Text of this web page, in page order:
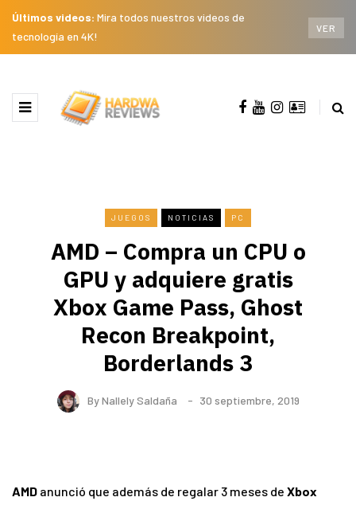
Últimos videos: Mira todos nuestros videos de
tecnología en 4K!
VER
JUEGOS NOTICIAS PC
AMD – Compra un CPU o
GPU y adquiere gratis
Xbox Game Pass, Ghost
Recon Breakpoint,
Borderlands 3
ByNallely Saldaña 30 septiembre, 2019
AMD anunció que además de regalar 3 meses de Xbox